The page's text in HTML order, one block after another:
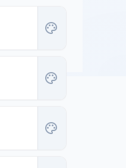
palette
palette
palette